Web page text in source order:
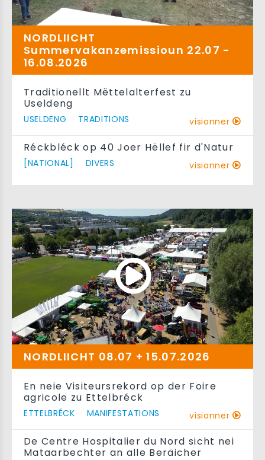
NORDLIICHT
Summervakanzemissioun 22.07 -
16.08.2026
Traditionellt Mëttelalterfest zu
Useldeng
USELDENG TRADITIONS visionner
Réckbléck op 40 Joer Hëllef fir d'Natur
[NATIONAL] DIVERS visionner
NORDLIICHT 08.07 + 15.07.2026
En neie Visiteursrekord op der Foire
agricole zu Ettelbréck
ETTELBRÉCK MANIFESTATIONS visionner
De Centre Hospitalier du Nord sicht nei
Mataarbechter an alle Beräicher